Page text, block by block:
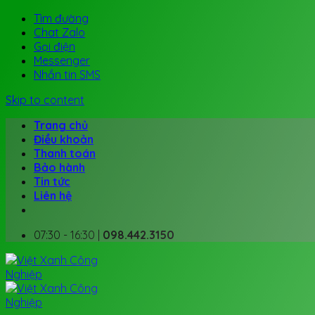
Tìm đường
Chat Zalo
Gọi điện
Messenger
Nhắn tin SMS
Skip to content
Trang chủ
Điều khoản
Thanh toán
Bảo hành
Tin tức
Liên hệ
07:30 - 16:30 | 098.442.3150